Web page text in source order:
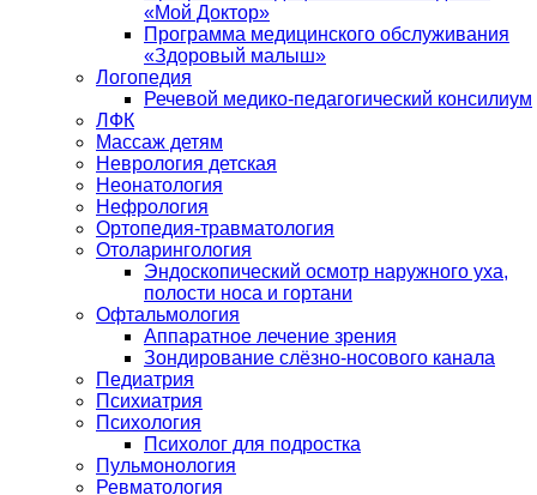
«Мой Доктор»
Программа медицинского обслуживания
«Здоровый малыш»
Логопедия
Речевой медико-педагогический консилиум
ЛФК
Массаж детям
Неврология детская
Неонатология
Нефрология
Ортопедия-травматология
Отоларингология
Эндоскопический осмотр наружного уха,
полости носа и гортани
Офтальмология
Аппаратное лечение зрения
Зондирование слёзно-носового канала
Педиатрия
Психиатрия
Психология
Психолог для подростка
Пульмонология
Ревматология